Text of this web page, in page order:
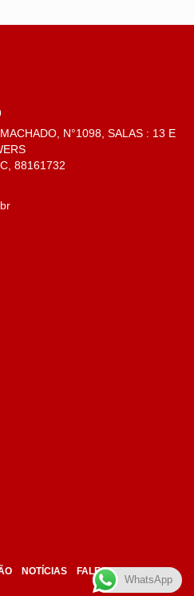
N°1098, SALAS : 13 E
88161732
NOTÍCIAS FALE CONOSCO
WhatsApp